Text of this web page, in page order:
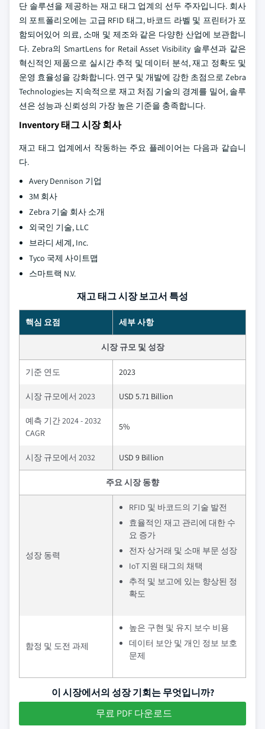
단 솔루션을 제공하는 재고 태그 업계의 선두 주자입니다. 회사
의 포트폴리오에는 고급 RFID 태그, 바코드 라벨 및 프린터가 포
함되어있어 의료, 소매 및 제조와 같은 다양한 산업에 보관합니
다. Zebra의 SmartLens for Retail Asset Visibility 솔루션과 같은
혁신적인 제품으로 실시간 추적 및 데이터 분석, 재고 정확도 및
운영 효율성을 강화합니다. 연구 및 개발에 강한 초점으로 Zebra
Technologies는 지속적으로 재고 처짐 기술의 경계를 밀어, 솔루
션은 성능과 신뢰성의 가장 높은 기준을 충족합니다.
Inventory 태그 시장 회사
재고 태그 업계에서 작동하는 주요 플레이어는 다음과 같습니
다.
Avery Dennison 기업
3M 회사
Zebra 기술 회사 소개
외국인 기술, LLC
브라디 세계, Inc.
Tyco 국제 사이트맵
스마트랙 N.V.
재고 태그 시장 보고서 특성
핵심 요점 세부 사항
시장 규모 및 성장
기준 연도 2023
시장 규모에서 2023 USD 5.71 Billion
예측 기간 2024 - 2032
CAGR
5%
시장 규모에서 2032 USD 9 Billion
주요 시장 동향
성장 동력
RFID 및 바코드의 기술 발전
효율적인 재고 관리에 대한 수
요 증가
전자 상거래 및 소매 부문 성장
IoT 지원 태그의 채택
추적 및 보고에 있는 향상된 정
확도
함정 및 도전 과제
높은 구현 및 유지 보수 비용
데이터 보안 및 개인 정보 보호
문제
이 시장에서의 성장 기회는 무엇입니까?
무료 PDF 다운로드